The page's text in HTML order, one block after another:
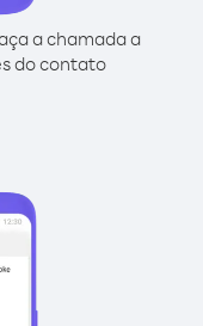
a chamada a
do contato